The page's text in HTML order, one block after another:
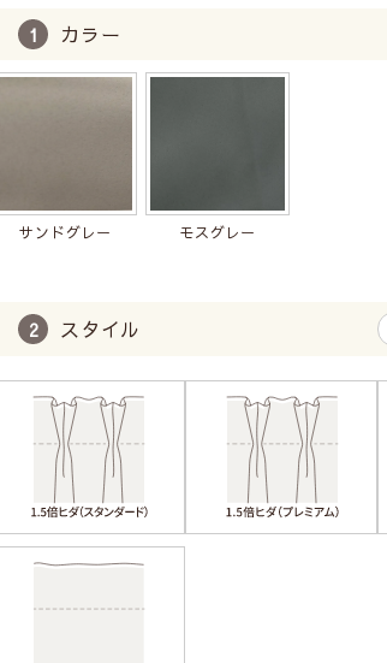
カラー
サンドグレー モスグレー
スタイル